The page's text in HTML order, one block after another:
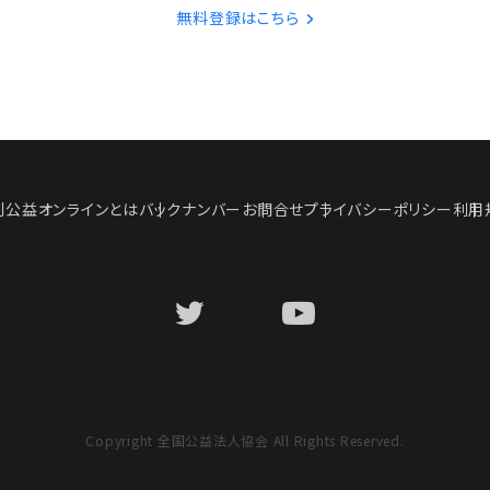
無料登録はこちら
益オンラインとはバックナンバー お問合せプライバシーポリシー利用
Copyright 全国公益法人協会 All Rights Reserved.